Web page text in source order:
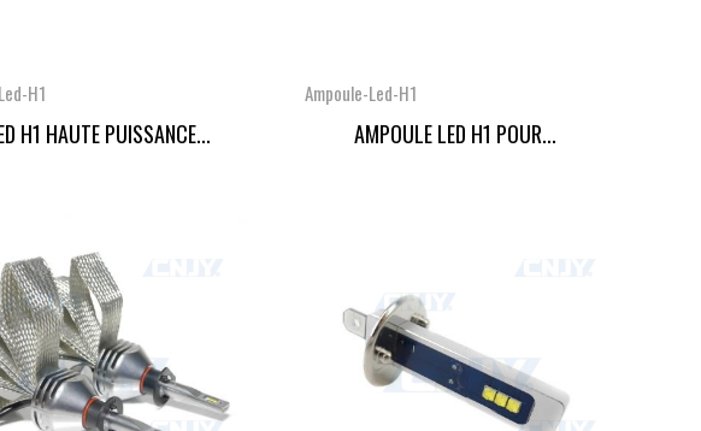
H1
H1 HAUTE PUISSANCE...
Ampoule-Led-H1
AMPOULE LED H1 POUR...